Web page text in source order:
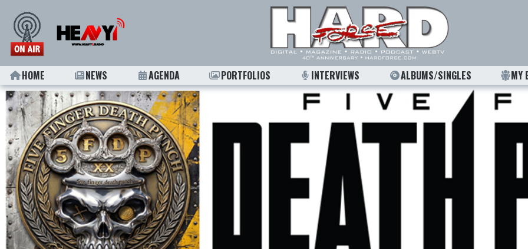
HOME NEWS AGENDA PORTFOLIOS INTERVIEWS ALBUMS/SINGLES MY